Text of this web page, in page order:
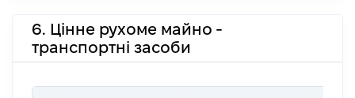
6. Цінне рухоме майно -
транспортні засоби